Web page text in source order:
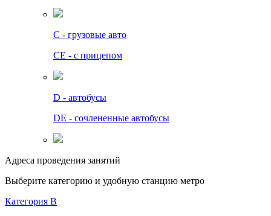
C - грузовые авто
СЕ - с прицепом
D - автобусы
DE - сочлененные автобусы
Адреса проведения занятий
Выберите категорию и удобную станцию метро
Категория B